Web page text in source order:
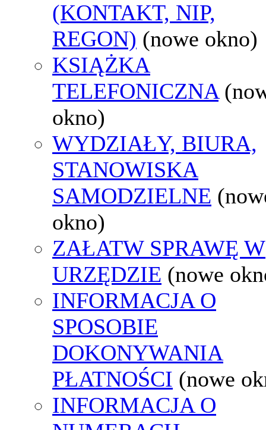
(KONTAKT, NIP,
REGON) (nowe okno)
KSIĄŻKA
TELEFONICZNA
okno)
WYDZIAŁY, BIURA,
STANOWISKA
SAMODZIELNE
okno)
ZAŁATW SPRAWĘ W
URZĘDZIE (nowe
INFORMACJA O
SPOSOBIE
DOKONYWANIA
PŁATNOŚCI (nowe
INFORMACJA O